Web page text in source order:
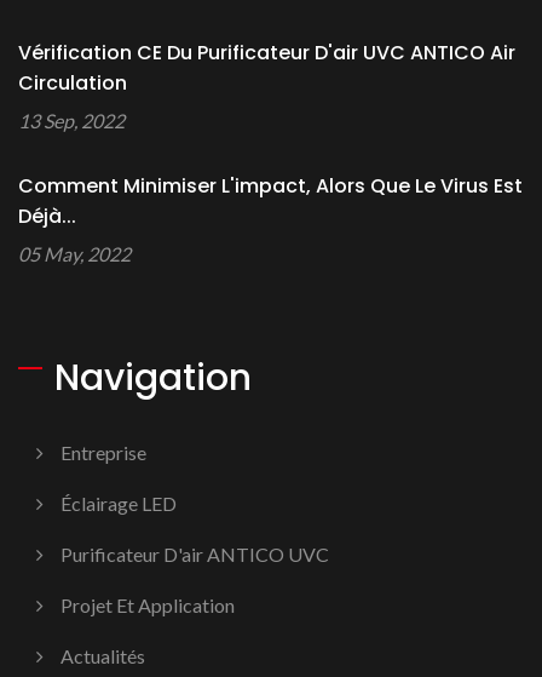
Vérification CE Du Purificateur D'air UVC ANTICO Air
Circulation
13 Sep, 2022
Comment Minimiser L'impact, Alors Que Le Virus Est
Déjà...
05 May, 2022
Navigation
Entreprise
Éclairage LED
Purificateur D'air ANTICO UVC
Projet Et Application
Actualités